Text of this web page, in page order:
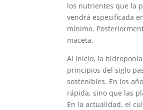
los nutrientes que la
vendrá especificada
mínimo.
maceta.
Al inicio, la
principios del siglo
sostenibles. En los
rápida, sino que las
En la actualidad, el